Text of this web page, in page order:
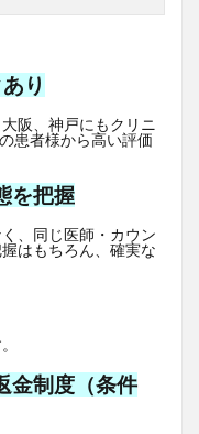
り
阪、神戸にもクリニ
患者様から高い評価
を把握
、同じ医師・カウン
はもちろん、確実な
金制度（条件